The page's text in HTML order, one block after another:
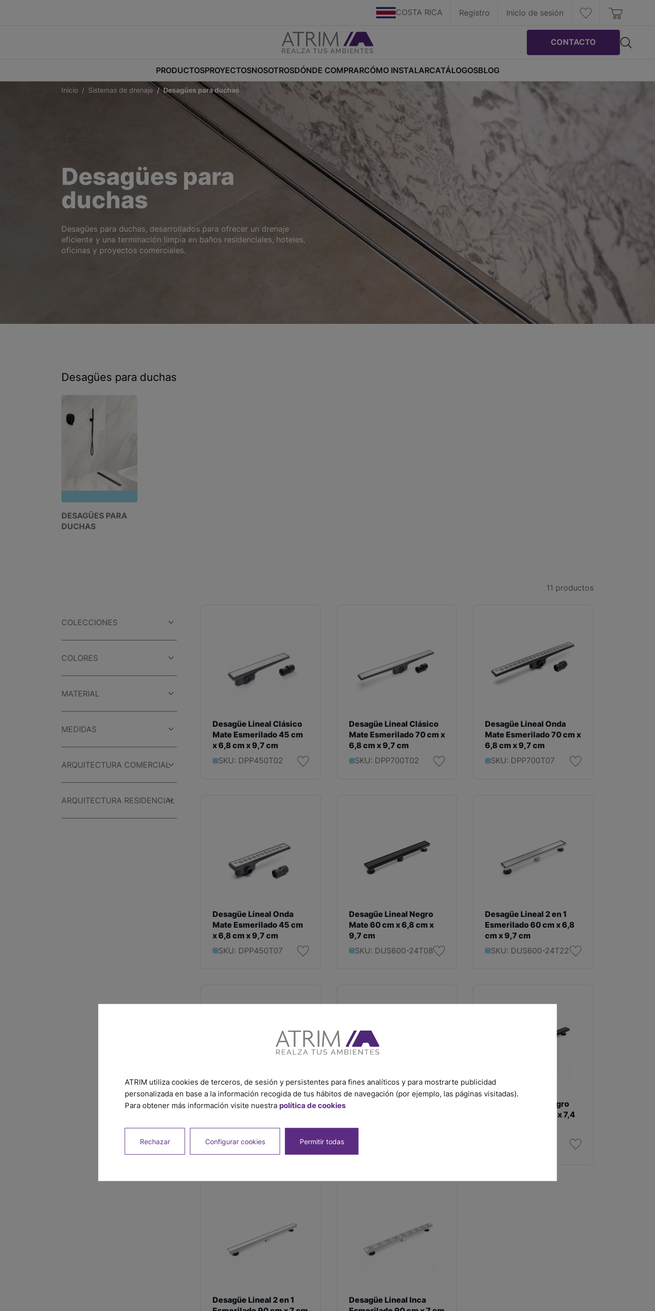
COSTA RICA Registro Inicio de sesión
CONTACTO
PRODUCTOSPROYECTOSNOSOTROSDÓNDE COMPRARCÓMO INSTALARCATÁLOGOSBLOG
Inicio Sistemas de drenaje Desagües para duchas
Desagües para
duchas
Desagües para duchas, desarrollados para ofrecer un drenaje
eficiente y una terminación limpia en baños residenciales, hoteles,
oficinas y proyectos comerciales.
Desagües para duchas
DESAGÜES PARA
DUCHAS
11 productos
COLECCIONES
COLORES
MATERIAL
MEDIDAS
ARQUITECTURA COMERCIAL
ARQUITECTURA RESIDENCIAL
Desagüe Lineal Clásico
Mate Esmerilado 45 cm
x 6,8 cm x 9,7 cm
SKU: DPP450T02
Desagüe Lineal Clásico
Mate Esmerilado 70 cm x
6,8 cm x 9,7 cm
SKU: DPP700T02
Desagüe Lineal Onda
Mate Esmerilado 70 cm x
6,8 cm x 9,7 cm
SKU: DPP700T07
Desagüe Lineal Onda
Mate Esmerilado 45 cm
x 6,8 cm x 9,7 cm
SKU: DPP450T07
Desagüe Lineal Negro
Mate 60 cm x 6,8 cm x
9,7 cm
SKU: DUS600-24T08
Desagüe Lineal 2 en 1
Esmerilado 60 cm x 6,8
cm x 9,7 cm
SKU: DUS600-24T22
Desagüe Lineal Inca
cm x 9,7 cm
SKU: DUS600-24T21
cm x 7 cm
Desagüe Lineal Negro
Mate 90 cm x 7 cm x 7,4
Desagüe Lineal 2 en 1
Desagüe Lineal Inca
ATRIM utiliza cookies de terceros, de sesión y persistentes para fines analíticos y para mostrarte publicidad
personalizada en base a la información recogida de tus hábitos de navegación (por ejemplo, las páginas visitadas).
Para obtener más información visite nuestra política de cookies
Rechazar Configurar cookies Permitir todas